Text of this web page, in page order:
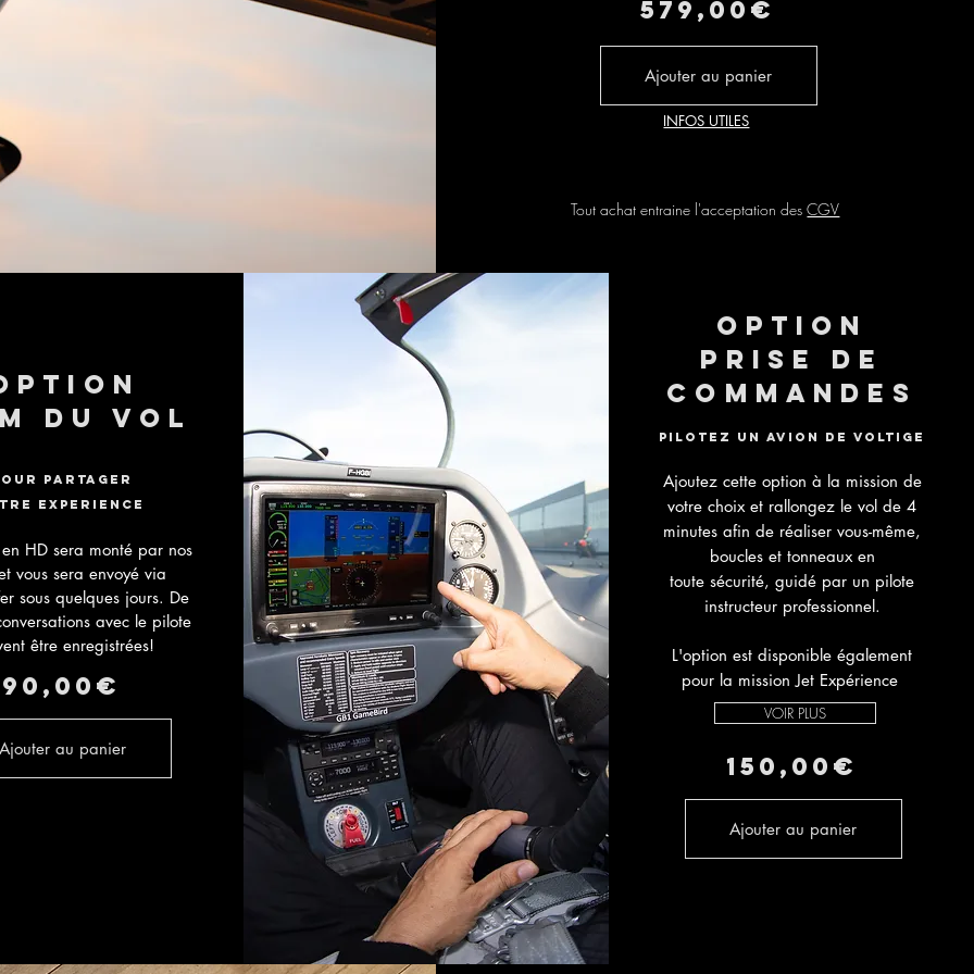
579,00€
Ajouter au panier
INFOS UTILES
Tout achat entraine l'acceptation desCGV
du vol
partager
experience
HD sera monté par nos
vous sera envoyé via
sous quelques jours. De
avec le pilote
être enregistrées!
90,00€
Ajouter au panier
Option
prise de
commandes
Pilotez un avion de voltige
Ajoutez cette option à la mission de
votre choix et rallongez le vol de 4
minutes afin de réaliser vous-même,
boucles et tonneaux en
toute sécurité, guidé par un pilote
instructeur professionnel.
L'option est disponible également
pour la mission Jet Expérience
VOIR PLUS
15 0,00€
Ajouter au panier